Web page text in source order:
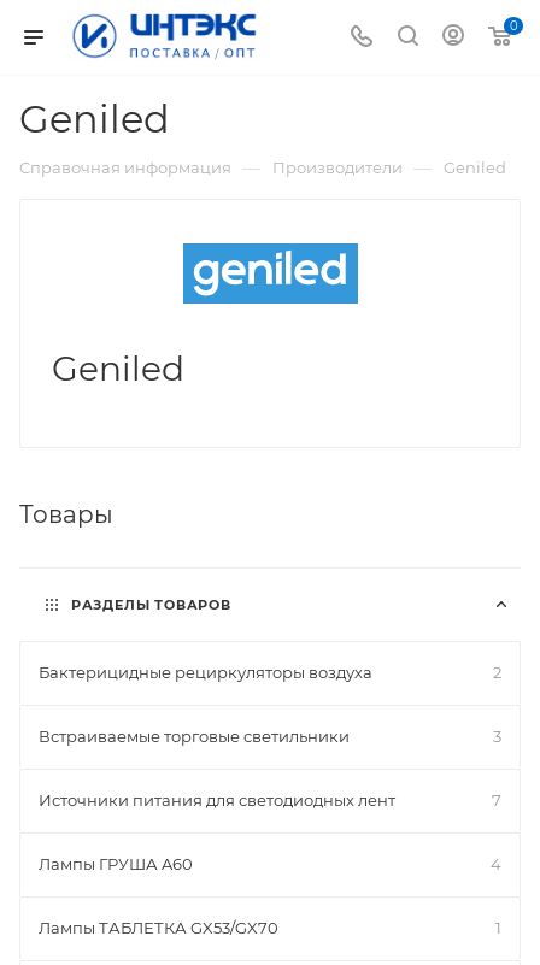
0
Geniled
Справочная информация — Производители — Geniled
Geniled
Товары
РАЗДЕЛЫ ТОВАРОВ
Бактерицидные рециркуляторы воздуха 2
Встраиваемые торговые светильники 3
Источники питания для светодиодных лент 7
Лампы ГРУША A60 4
Лампы ТАБЛЕТКА GX53/GX70 1